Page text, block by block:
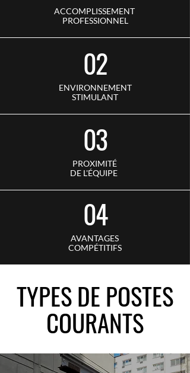
ACCOMPLISSEMENT
PROFESSIONNEL
02
ENVIRONNEMENT
STIMULANT
03
PROXIMITÉ
DE L'ÉQUIPE
04
AVANTAGES
COMPÉTITIFS
TYPES DE POSTES
COURANTS